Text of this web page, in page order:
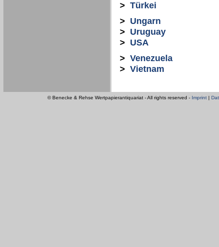
> Türkei
> Ungarn
> Uruguay
> USA
> Venezuela
> Vietnam
© Benecke & Rehse Wertpapierantiquariat - All rights reserved - Imprint |